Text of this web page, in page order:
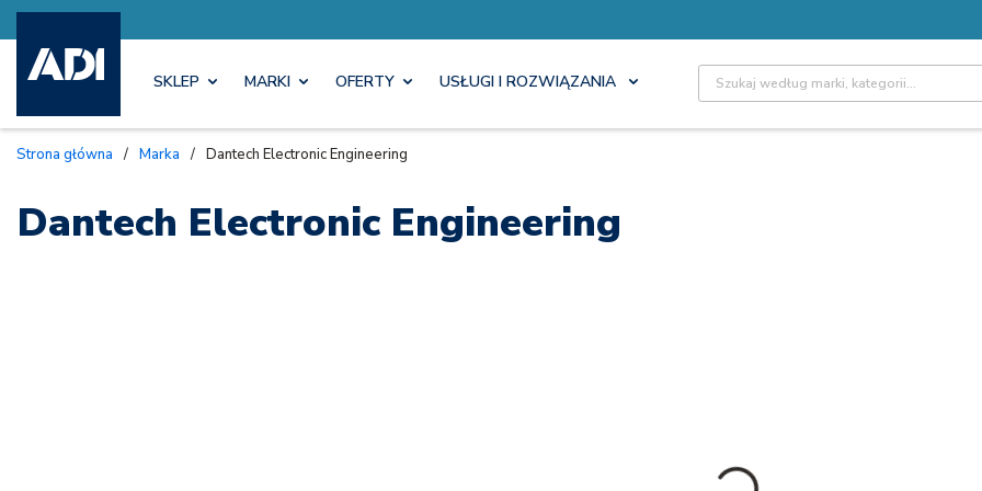
SKLEP MARKI OFERTY USŁUGI I ROZWIĄZANIA Site Search
Strona główna / Marka / Dantech Electronic Engineering
Dantech Electronic Engineering